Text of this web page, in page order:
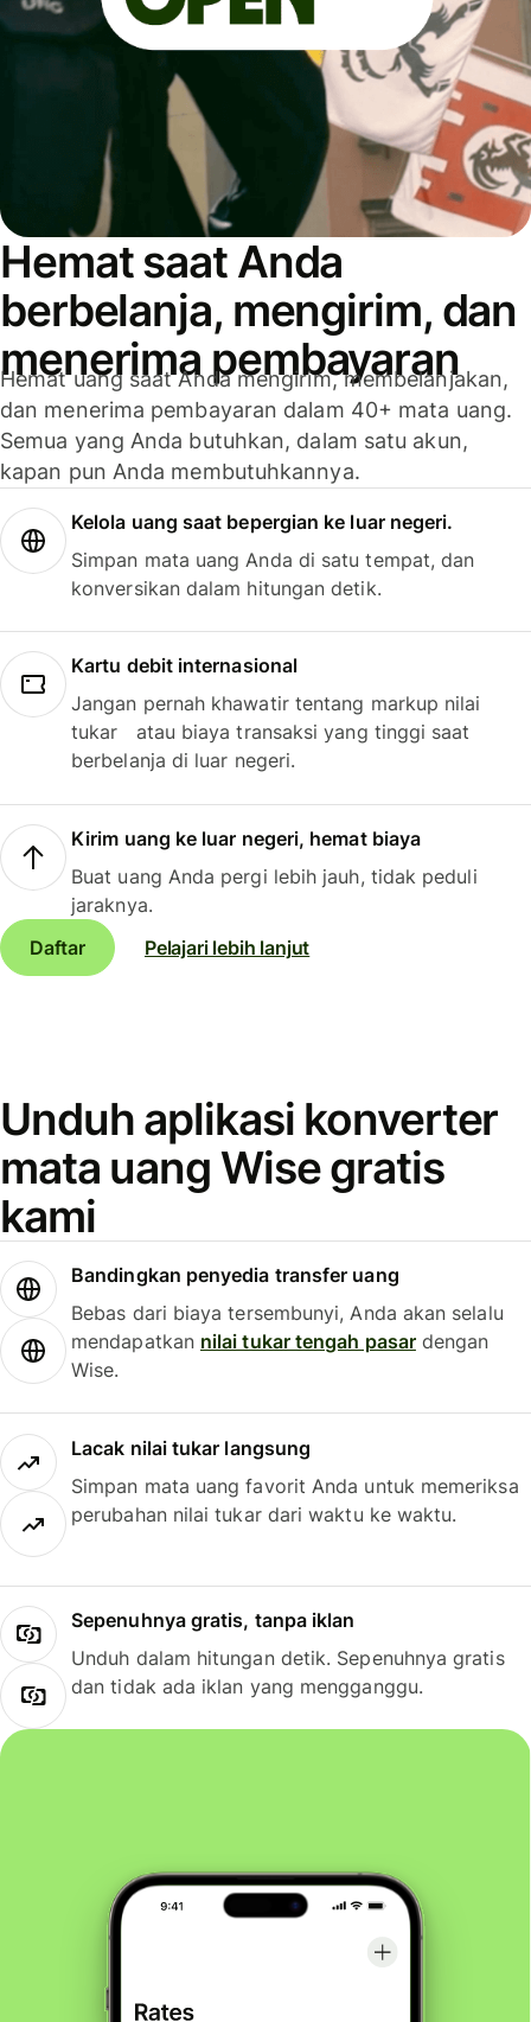
Hemat saat Anda
berbelanja, mengirim, dan
menerima pembayaran
Hemat uang saat Anda mengirim, membelanjakan,
dan menerima pembayaran dalam 40+ mata uang.
Semua yang Anda butuhkan, dalam satu akun,
kapan pun Anda membutuhkannya.
Kelola uang saat bepergian ke luar negeri.
Simpan mata uang Anda di satu tempat, dan
konversikan dalam hitungan detik.
Kartu debit internasional
Jangan pernah khawatir tentang markup nilai
tukar atau biaya transaksi yang tinggi saat
berbelanja di luar negeri.
Kirim uang ke luar negeri, hemat biaya
Buat uang Anda pergi lebih jauh, tidak peduli
jaraknya.
Daftar
Pelajari lebih lanjut
Unduh aplikasi konverter
mata uang Wise gratis
kami
Bandingkan penyedia transfer uang
Bebas dari biaya tersembunyi, Anda akan selalu
mendapatkan nilai tukar tengah pasardengan
Wise.
Lacak nilai tukar langsung
Simpan mata uang favorit Anda untuk memeriksa
perubahan nilai tukar dari waktu ke waktu.
Sepenuhnya gratis, tanpa iklan
Unduh dalam hitungan detik. Sepenuhnya gratis
dan tidak ada iklan yang mengganggu.